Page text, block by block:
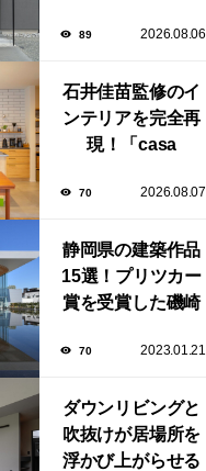
まい「ふわりと浮
い」
89 2026.08.06
石井佳苗監修のイ
ンテリアを完全再
現！「casa
リンネル）」で叶
ルな部屋づくり。
70 2026.08.07
静岡県の建築作品
15選！プリツカー
賞を受賞した磯崎
建築家が手掛けた
数！
70 2023.01.21
ダウンリビングと
吹抜けが居場所を
浮かび上がらせる